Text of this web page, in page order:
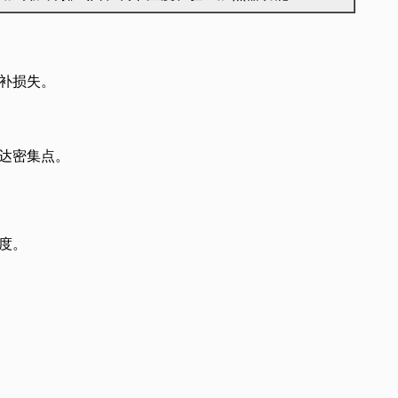
损失。
密集点。
。